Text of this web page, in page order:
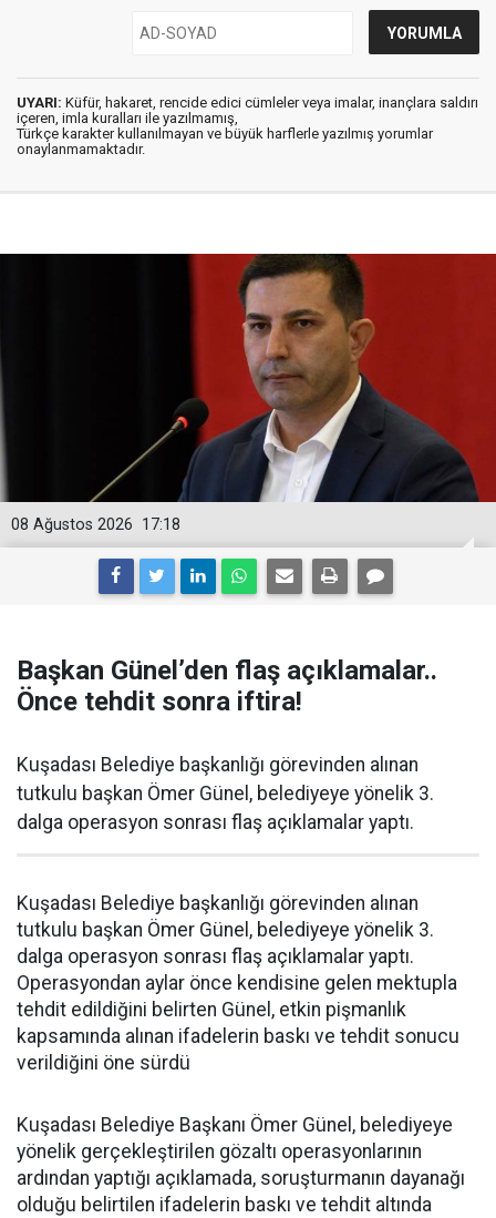
UYARI: Küfür, hakaret, rencide edici cümleler veya imalar, inançlara saldırı
içeren, imla kuralları ile yazılmamış,
Türkçe karakter kullanılmayan ve büyük harflerle yazılmış yorumlar
onaylanmamaktadır.
17:18
08 Ağustos 2026
Başkan Günel’den flaş açıklamalar..
Önce tehdit sonra iftira!
Kuşadası Belediye başkanlığı görevinden alınan
tutkulu başkan Ömer Günel, belediyeye yönelik 3.
dalga operasyon sonrası flaş açıklamalar yaptı.
Kuşadası Belediye başkanlığı görevinden alınan
tutkulu başkan Ömer Günel, belediyeye yönelik 3.
dalga operasyon sonrası flaş açıklamalar yaptı.
Operasyondan aylar önce kendisine gelen mektupla
tehdit edildiğini belirten Günel, etkin pişmanlık
kapsamında alınan ifadelerin baskı ve tehdit sonucu
verildiğini öne sürdü
Kuşadası Belediye Başkanı Ömer Günel, belediyeye
yönelik gerçekleştirilen gözaltı operasyonlarının
ardından yaptığı açıklamada, soruşturmanın dayanağı
olduğu belirtilen ifadelerin baskı ve tehdit altında